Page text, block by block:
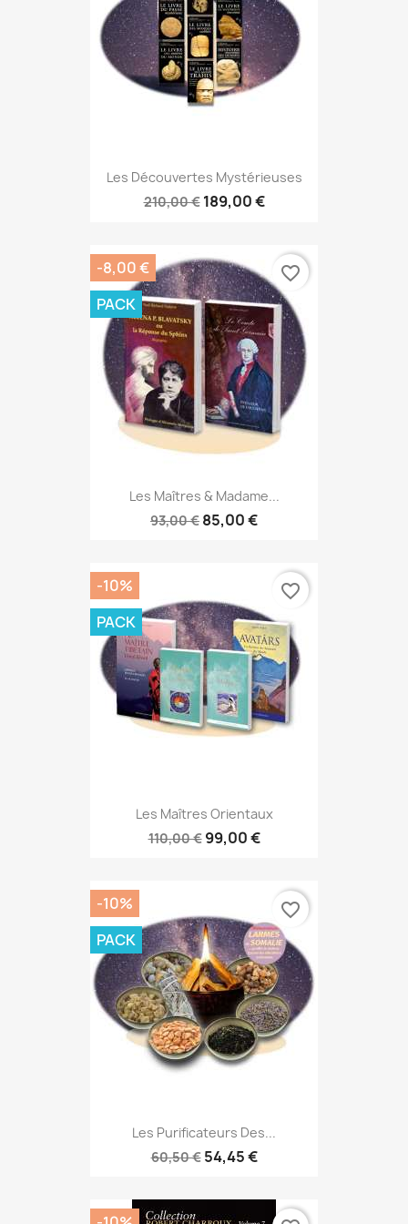
Les Découvertes Mystérieuses
210,00 € 189,00 €
Les Maîtres & Madame...
93,00 € 85,00 €
-8,00 €
PACK
favorite_border
Les Maîtres Orientaux
110,00 € 99,00 €
-10%
PACK
favorite_border
Les Purificateurs Des...
60,50 € 54,45 €
-10%
PACK
favorite_border